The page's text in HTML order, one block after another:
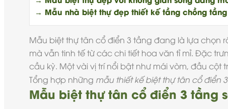
→ Mẫu nhà biệt thự đẹp thiết kế tầng chồng
Mẫu biệt thự tân cổ điển 3 tầng đang là lựa chọn
mà vẫn tinh tế từ các chi tiết hoa văn tỉ mỉ. Đặc
cầu kỳ. Một vài vị trí nổi bật như mái vòm, đầu
Tổng hợp những mẫu thiết kế biệt thự tân cổ điển
Mẫu biệt thự tân cổ điển 3 tầng